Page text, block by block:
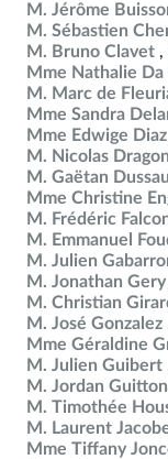
M. Jérôme
M. Sébastien
M. Bruno Clavet
Mme Nathalie
M. Marc de
Mme Sandra
Mme Edwige Diaz
M. Nicolas Dragon
M. Gaëtan
Mme Christine
M. Frédéric
M. Emmanuel
M. Julien
M. Jonathan Gery
M. Christian
M. José Gonzalez
Mme Géraldine
M. Julien Guibert
M. Jordan Guitton
M. Timothée
M. Laurent
Mme Tiffany